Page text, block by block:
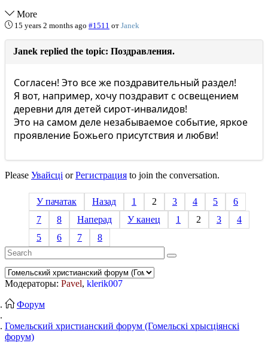
More
15 years 2 months ago #1511 от Janek
Janek replied the topic: Поздравления.
Согласен! Это все же поздравительный раздел!
Я вот, например, хочу поздравит с освещением
деревни для детей сирот-инвалидов!
Это на самом деле незабываемое событие, яркое
проявление Божьего присутствия и любви!
Please Увайсці orРегистрация to join the conversation.
У пачатак Назад 1 2 3 4 5
6
7
8 Наперад У канец 1 2 3
4
5
6 7 8
Модераторы: Pavel, klerik007
Форум
Гомельский христианский форум (Гомельскі хрысціянскі
форум)